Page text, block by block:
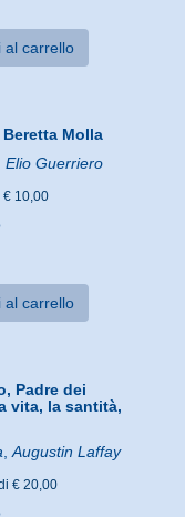
al carrello
Molla
,Elio Guerriero
€ 10,00
al carrello
Padre dei
vita, la santità,
,Augustin Laffay
€ 20,00